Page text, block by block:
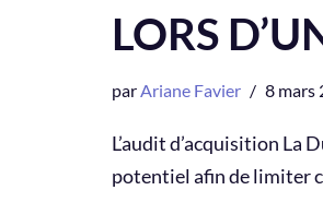
LORS
parAriane Favier 8 mars
L’audit d’acquisition La
potentiel afin de limiter